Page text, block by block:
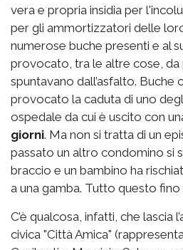
vera e propria insidia per
per gli ammortizzatori delle
numerose buche presenti e al
provocato, tra le altre cose, da
spuntavano dall’asfalto. Buche
provocato la caduta di uno
ospedale da cui è uscito con
giorni. Ma non si tratta di un
passato un altro condomino si
braccio e un bambino ha
a una gamba. Tutto questo fino
C’è qualcosa, infatti, che lascia
civica "Città Amica"